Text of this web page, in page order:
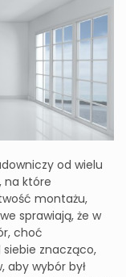
od wielu
na które
montażu,
sprawiają, że w
choć
znacząco,
aby wybór był